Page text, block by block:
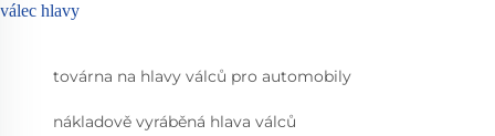
válec hlavy
továrna na hlavy válců pro automobily
nákladově vyráběná hlava válců